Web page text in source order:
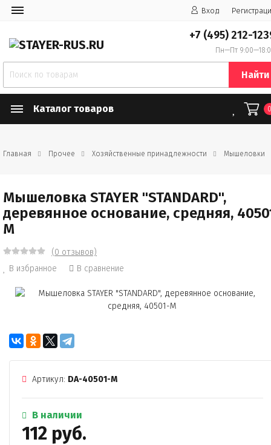
Вход
+7 (495) 212-
Пн—Пт
Найти
Каталог товаров
Главная Прочее Хозяйственные принадлежности Мышеловки
Мышеловка STAYER "STANDARD",
деревянное основание, средняя,
M
(0 отзывов)
В избранное
В сравнение
Артикул: DA-40501-M
В наличии
112 руб.